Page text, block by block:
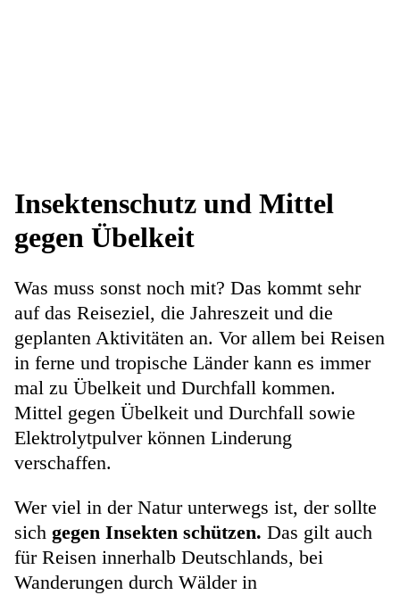
Insektenschutz und Mittel
gegen Übelkeit
Was muss sonst noch mit? Das kommt sehr
auf das Reiseziel, die Jahreszeit und die
geplanten Aktivitäten an. Vor allem bei Reisen
in ferne und tropische Länder kann es immer
mal zu Übelkeit und Durchfall kommen.
Mittel gegen Übelkeit und Durchfall sowie
Elektrolytpulver können Linderung
verschaffen.
Wer viel in der Natur unterwegs ist, der sollte
sich gegen Insekten schützen. Das gilt auch
für Reisen innerhalb Deutschlands, bei
Wanderungen durch Wälder in